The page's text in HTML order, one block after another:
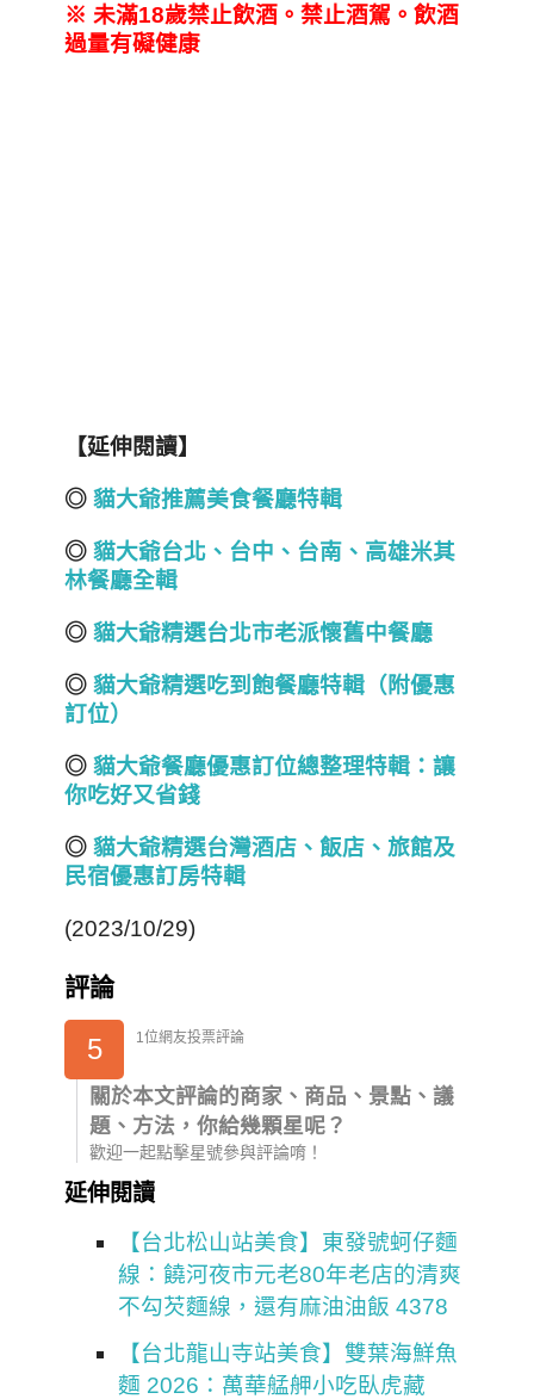
※ 未滿18歲禁止飲酒。禁止酒駕。飲酒
過量有礙健康
【延伸閱讀】
◎ 貓大爺推薦美食餐廳特輯
◎ 貓大爺台北 、 台中 、 台南 、 高雄米其
林餐廳全輯
◎ 貓大爺精選台北市老派懷舊中餐廳
◎ 貓大爺精選吃到飽餐廳特輯（附優惠
訂位）
◎ 貓大爺餐廳優惠訂位總整理特輯：讓
你吃好又省錢
◎ 貓大爺精選台灣酒店 、飯店、旅館及
民宿優惠訂房特輯
(2023/10/29)
評論
5 1位網友投票評論
關於本文評論的商家、商品、景點、議
題、方法，你給幾顆星呢？
歡迎一起點擊星號參與評論唷！
延伸閱讀
【台北松山站美食】東發號蚵仔麵
線：饒河夜市元老80年老店的清爽
不勾芡麵線，還有麻油油飯 4378
【台北龍山寺站美食】雙葉海鮮魚
麵 2026：萬華艋舺小吃臥虎藏